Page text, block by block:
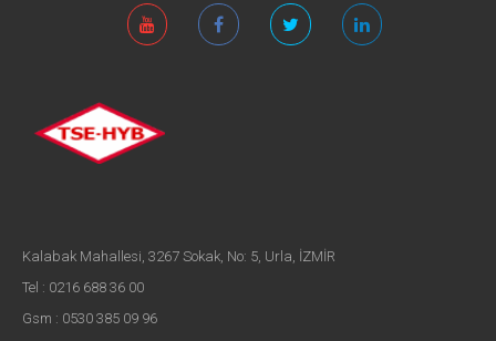
Kalabak Mahallesi, 3267 Sokak, No: 5, Urla, İZMİR
Tel : 0216 688 36 00
Gsm : 0530 385 09 96